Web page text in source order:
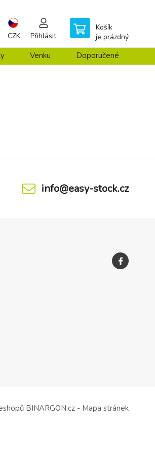
CZK Přihlásit
Košík
je prázdný
Venku Doporučené
info@easy-stock.cz
BINARGON.cz - Mapa stránek